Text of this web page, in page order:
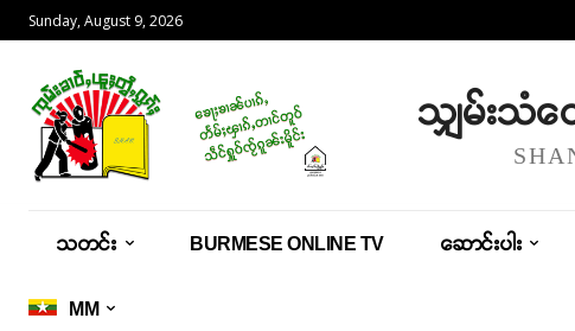
Sunday, August 9, 2026
သျှမ်းသံ
သတင်း BURMESE ONLINE TV ဆောင်းပါး
MM